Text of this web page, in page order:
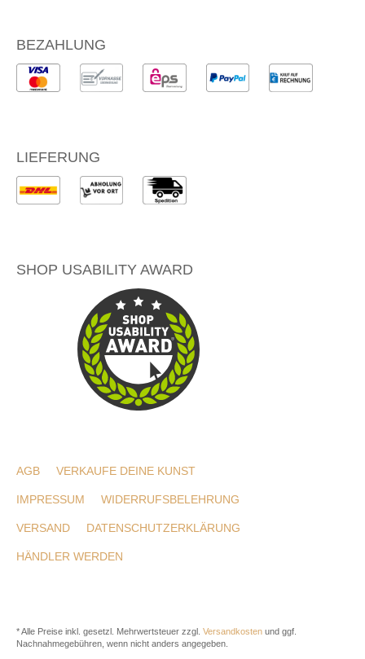
BEZAHLUNG
LIEFERUNG
SHOP USABILITY AWARD
AGB VERKAUFE DEINE KUNST
IMPRESSUM WIDERRUFSBELEHRUNG
VERSAND DATENSCHUTZERKLÄRUNG
HÄNDLER WERDEN
* Alle Preise inkl. gesetzl. Mehrwertsteuer zzgl. Versandkosten und ggf.
Nachnahmegebühren, wenn nicht anders angegeben.